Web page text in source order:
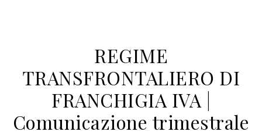
REGIME
TRANSFRONTALIERO DI
FRANCHIGIA IVA |
Comunicazione trimestrale